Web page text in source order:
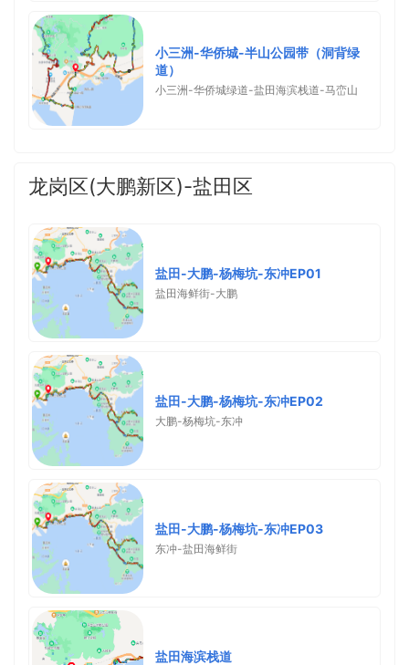
小三洲-华侨城-半山公园带（洞背绿
道）
小三洲-华侨城绿道-盐田海滨栈道-马峦山
龙岗区(大鹏新区)-盐田区
盐田-大鹏-杨梅坑-东冲EP01
盐田海鲜街-大鹏
盐田-大鹏-杨梅坑-东冲EP02
大鹏-杨梅坑-东冲
盐田-大鹏-杨梅坑-东冲EP03
东冲-盐田海鲜街
盐田海滨栈道